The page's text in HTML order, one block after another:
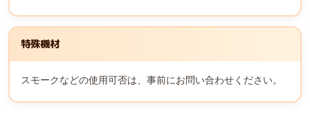
特殊機材
スモークなどの使用可否は、事前にお問い合わせください。